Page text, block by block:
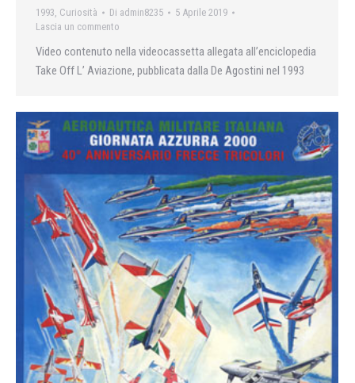
1993 Curiosità Di admin8235
5 Aprile 2019
Lascia un commento
Video contenuto nella videocassetta allegata all’enciclopedia
Take Off L’ Aviazione, pubblicata dalla De Agostini nel 1993